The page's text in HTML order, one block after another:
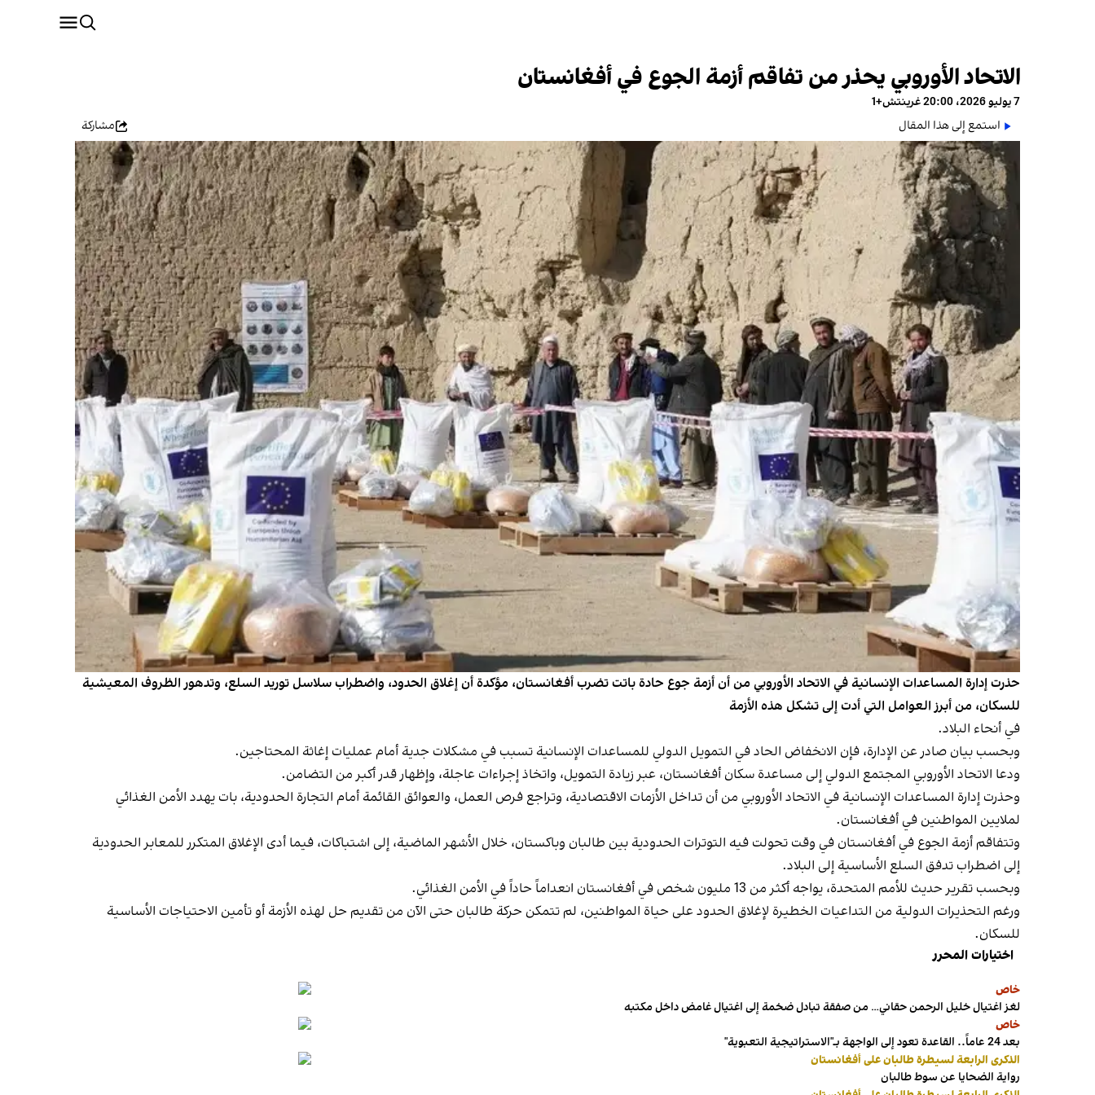
الاتحاد الأوروبي يحذر من تفاقم أزمة الجوع في أفغانستان
7 يوليو 2026، 20:00 غرينتش+1
استمع إلى هذا المقال
مشاركة
حذرت إدارة المساعدات الإنسانية في الاتحاد الأوروبي من أن أزمة جوع حادة باتت تضرب أفغانستان، مؤكدة أن إغلاق الحدود، واضطراب سلاسل توريد السلع، وتدهور الظروف المعيشية
للسكان، من أبرز العوامل التي أدت إلى تشكل هذه الأزمة
في أنحاء البلاد.
وبحسب بيان صادر عن الإدارة، فإن الانخفاض الحاد في التمويل الدولي للمساعدات الإنسانية تسبب في مشكلات جدية أمام عمليات إغاثة المحتاجين.
ودعا الاتحاد الأوروبي المجتمع الدولي إلى مساعدة سكان أفغانستان، عبر زيادة التمويل، واتخاذ إجراءات عاجلة، وإظهار قدر أكبر من التضامن.
وحذرت إدارة المساعدات الإنسانية في الاتحاد الأوروبي من أن تداخل الأزمات الاقتصادية، وتراجع فرص العمل، والعوائق القائمة أمام التجارة الحدودية، بات يهدد الأمن الغذائي
لملايين المواطنين في أفغانستان.
وتتفاقم أزمة الجوع في أفغانستان في وقت تحولت فيه التوترات الحدودية بين طالبان وباكستان، خلال الأشهر الماضية، إلى اشتباكات، فيما أدى الإغلاق المتكرر للمعابر الحدودية
إلى اضطراب تدفق السلع الأساسية إلى البلاد.
وبحسب تقرير حديث للأمم المتحدة، يواجه أكثر من 13 مليون شخص في أفغانستان انعداماً حاداً في الأمن الغذائي.
ورغم التحذيرات الدولية من التداعيات الخطيرة لإغلاق الحدود على حياة المواطنين، لم تتمكن حركة طالبان حتى الآن من تقديم حل لهذه الأزمة أو تأمين الاحتياجات الأساسية
للسكان.
اختيارات المحرر
خاص
لغز اغتيال خليل الرحمن حقاني… من صفقة تبادل ضخمة إلى اغتيال غامض داخل مكتبه
خاص
بعد 24 عاماً.. القاعدة تعود إلى الواجهة بـ"الاستراتيجية التعبوية"
الذكرى الرابعة لسيطرة طالبان على أفغانستان
رواية الضحايا عن سوط طالبان